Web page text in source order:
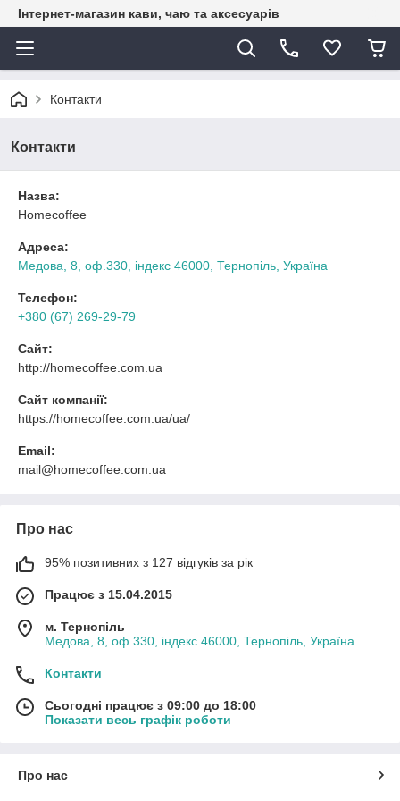
Інтернет-магазин кави, чаю та аксесуарів
Контакти
Контакти
Назва:
Homecoffee
Адреса:
Медова, 8, оф.330, індекс 46000, Тернопіль, Україна
Телефон:
+380 (67) 269-29-79
Сайт:
http://homecoffee.com.ua
Сайт компанії:
https://homecoffee.com.ua/ua/
Email:
mail@homecoffee.com.ua
Про нас
95% позитивних з 127 відгуків за рік
Працює з 15.04.2015
м. Тернопіль
Медова, 8, оф.330, індекс 46000, Тернопіль, Україна
Контакти
Сьогодні працює з 09:00 до 18:00
Показати весь графік роботи
Про нас